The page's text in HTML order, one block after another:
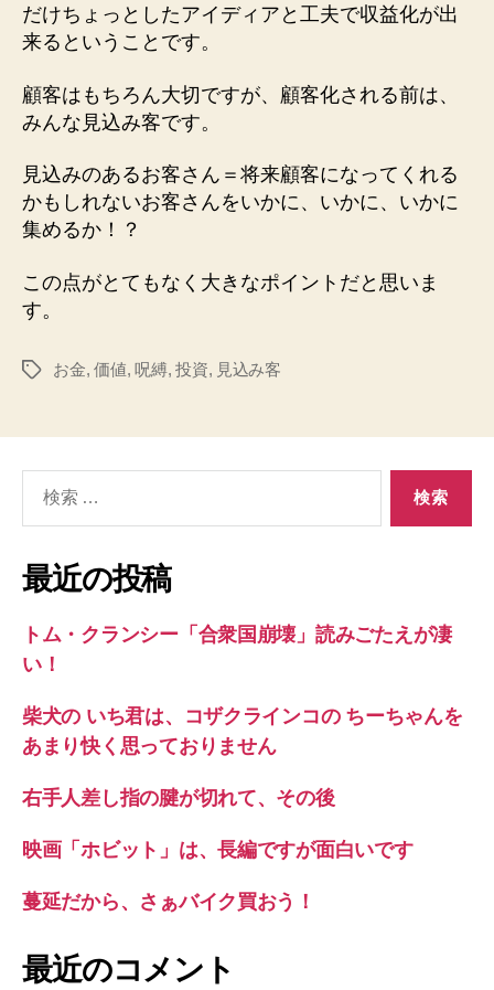
だけちょっとしたアイディアと工夫で収益化が出
来るということです。
顧客はもちろん大切ですが、顧客化される前は、
みんな見込み客です。
見込みのあるお客さん＝将来顧客になってくれる
かもしれないお客さんをいかに、いかに、いかに
集めるか！？
この点がとてもなく大きなポイントだと思いま
す。
タ
お金, 価値, 呪縛, 投資, 見込み客
象:
最近の投稿
トム・クランシー「合衆国崩壊」読みごたえが凄
い！
柴犬の いち君は、コザクラインコの ちーちゃんを
あまり快く思っておりません
右手人差し指の腱が切れて、その後
映画「ホビット」は、長編ですが面白いです
蔓延だから、さぁバイク買おう！
最近のコメント